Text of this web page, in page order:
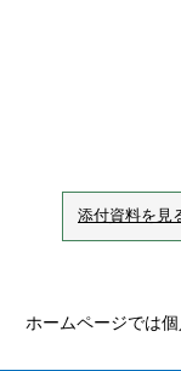
他
自
添付資料を見
ホームページでは